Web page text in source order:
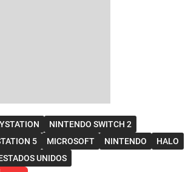
NINTENDO SWITCH 2
5 MICROSOFT NINTENDO
HALO
UNIDOS